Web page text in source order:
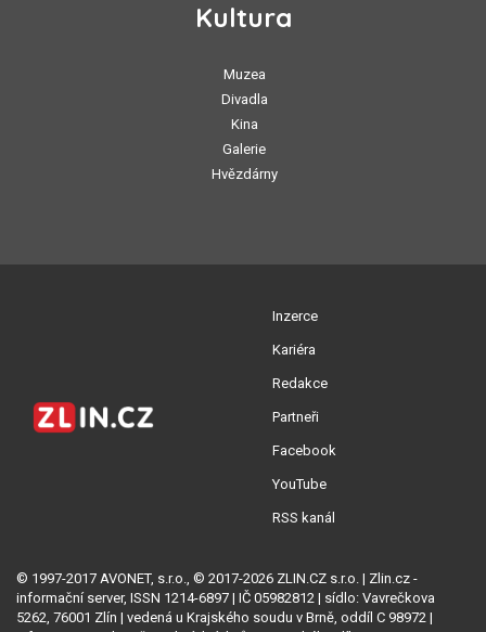
Kultura
Muzea
Divadla
Kina
Galerie
Hvězdárny
Inzerce
Kariéra
Redakce
Partneři
Facebook
YouTube
RSS kanál
© 1997-2017 AVONET, s.r.o., © 2017-2026 ZLIN.CZ s.r.o. | Zlin.cz -
informační server, ISSN 1214-6897 | IČ 05982812 | sídlo: Vavrečkova
5262, 76001 Zlín | vedená u Krajského soudu v Brně, oddíl C 98972 |